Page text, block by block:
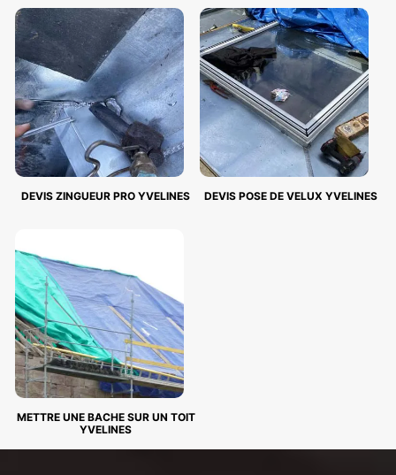
DEVIS ZINGUEUR PRO YVELINES DEVIS POSE DE VELUX YVELINES
METTRE UNE BACHE SUR UN TOIT
YVELINES